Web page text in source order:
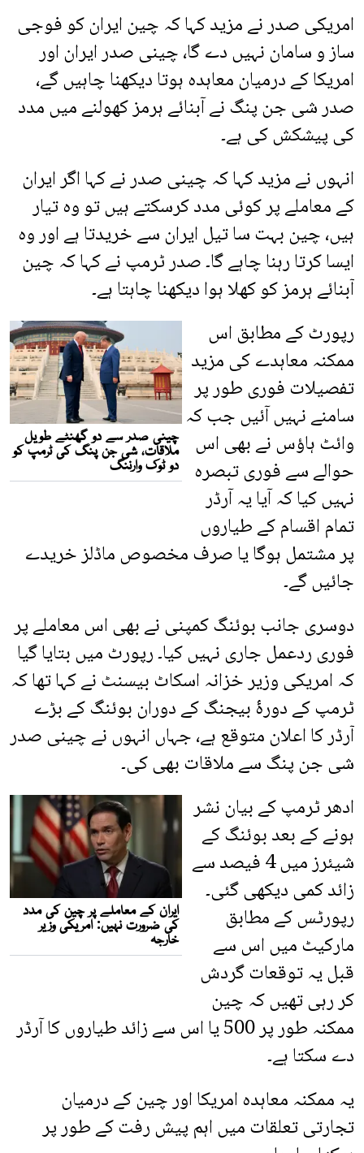
امریکی صدر نے مزید کہا کہ چین ایران کو فوجی
ساز و سامان نہیں دے گا، چینی صدر ایران اور
امریکا کے درمیان معاہدہ ہوتا دیکھنا چاہیں گے،
صدر شی جن پنگ نے آبنائے ہرمز کھولنے میں مدد
کی پیشکش کی ہے۔
انہوں نے مزید کہا کہ چینی صدر نے کہا اگر ایران
کے معاملے پر کوئی مدد کرسکتے ہیں تو وہ تیار
ہیں، چین بہت سا تیل ایران سے خریدتا ہے اور وہ
ایسا کرتا رہنا چاہے گا۔ صدر ٹرمپ نے کہا کہ چین
آبنائے ہرمز کو کھلا ہوا دیکھنا چاہتا ہے۔
رپورٹ کے مطابق اس
ممکنہ معاہدے کی مزید
تفصیلات فوری طور پر
سامنے نہیں آئیں جب کہ
وائٹ ہاؤس نے بھی اس
حوالے سے فوری تبصرہ
نہیں کیا کہ آیا یہ آرڈر
تمام اقسام کے طیاروں
پر مشتمل ہوگا یا صرف مخصوص ماڈلز خریدے
جائیں گے۔
دوسری جانب بوئنگ کمپنی نے بھی اس معاملے پر
فوری ردعمل جاری نہیں کیا۔ رپورٹ میں بتایا گیا
کہ امریکی وزیر خزانہ اسکاٹ بیسنٹ نے کہا تھا کہ
ٹرمپ کے دورۂ بیجنگ کے دوران بوئنگ کے بڑے
آرڈر کا اعلان متوقع ہے، جہاں انہوں نے چینی صدر
شی جن پنگ سے ملاقات بھی کی۔
ادھر ٹرمپ کے بیان نشر
ہونے کے بعد بوئنگ کے
شیئرز میں 4 فیصد سے
زائد کمی دیکھی گئی۔
رپورٹس کے مطابق
مارکیٹ میں اس سے
قبل یہ توقعات گردش
کر رہی تھیں کہ چین
ممکنہ طور پر 500 یا اس سے زائد طیاروں کا آرڈر
دے سکتا ہے۔
یہ ممکنہ معاہدہ امریکا اور چین کے درمیان
تجارتی تعلقات میں اہم پیش رفت کے طور پر